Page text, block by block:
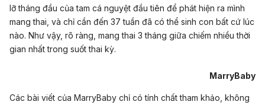
lỡ tháng đầu của tam cá nguyệt đầu tiên để phát hiện ra mình
mang thai, và chỉ cần đến 37 tuần đã có thể sinh con bất cứ lúc
nào. Như vậy, rõ ràng, mang thai 3 tháng giữa chiếm nhiều thời
gian nhất trong suốt thai kỳ.
MarryBaby
Các bài viết của MarryBaby chỉ có tính chất tham khảo, không